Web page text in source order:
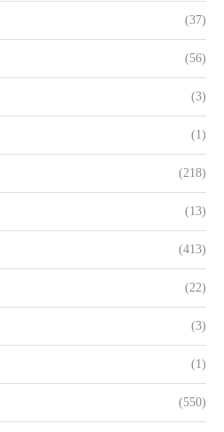
(37)
(56)
(3)
(1)
(218)
(13)
(413)
(22)
(3)
(1)
(550)